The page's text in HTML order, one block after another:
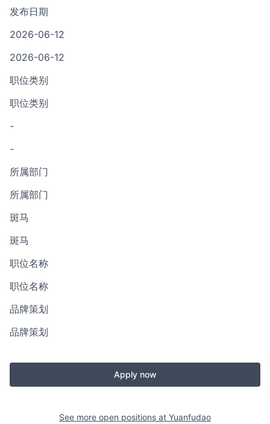
发布日期
2026-06-12
2026-06-12
职位类别
职位类别
-
-
所属部门
所属部门
斑马
斑马
职位名称
职位名称
品牌策划
品牌策划
Apply now
See more open positions at Yuanfudao